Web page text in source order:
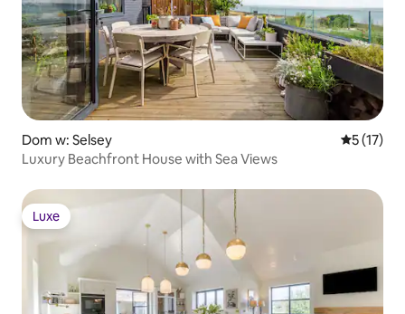
Dom w: Selsey Średnia
5 (17)
Luxury Beachfront House with Sea Views
Luxe
Luxe